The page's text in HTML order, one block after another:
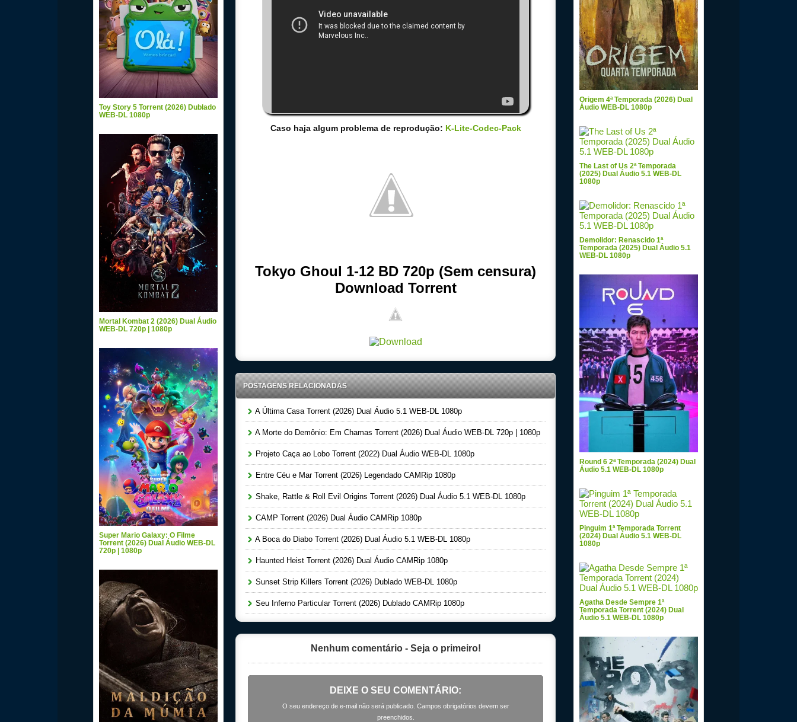
Caso haja algum problema de reprodução: K-Lite-Codec-Pack
Tokyo Ghoul 1-12 BD 720p (Sem censura)
Download Torrent
POSTAGENS RELACIONADAS
A Última Casa Torrent (2026) Dual Áudio 5.1 WEB-DL 1080p
A Morte do Demônio: Em Chamas Torrent (2026) Dual Áudio WEB-DL 720p | 1080p
Projeto Caça ao Lobo Torrent (2022) Dual Áudio WEB-DL 1080p
Entre Céu e Mar Torrent (2026) Legendado CAMRip 1080p
Shake, Rattle & Roll Evil Origins Torrent (2026) Dual Áudio 5.1 WEB-DL 1080p
CAMP Torrent (2026) Dual Áudio CAMRip 1080p
A Boca do Diabo Torrent (2026) Dual Áudio 5.1 WEB-DL 1080p
Haunted Heist Torrent (2026) Dual Áudio CAMRip 1080p
Sunset Strip Killers Torrent (2026) Dublado WEB-DL 1080p
Seu Inferno Particular Torrent (2026) Dublado CAMRip 1080p
Nenhum comentário - Seja o primeiro!
DEIXE O SEU COMENTÁRIO:
O seu endereço de e-mail não será publicado. Campos obrigatórios devem ser
preenchidos.
Toy Story 5 Torrent (2026) Dublado
WEB-DL 1080p
Mortal Kombat 2 (2026) Dual Áudio
WEB-DL 720p | 1080p
Super Mario Galaxy: O Filme
Torrent (2026) Dual Áudio WEB-DL
720p | 1080p
Origem 4ª Temporada (2026) Dual
Áudio WEB-DL 1080p
The Last of Us 2ª Temporada
(2025) Dual Áudio 5.1 WEB-DL
1080p
Demolidor: Renascido 1ª
Temporada (2025) Dual Áudio 5.1
WEB-DL 1080p
Round 6 2ª Temporada (2024) Dual
Áudio 5.1 WEB-DL 1080p
Pinguim 1ª Temporada Torrent
(2024) Dual Áudio 5.1 WEB-DL
1080p
Agatha Desde Sempre 1ª
Temporada Torrent (2024) Dual
Áudio 5.1 WEB-DL 1080p